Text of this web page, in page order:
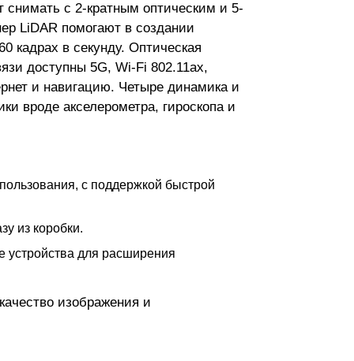
снимать с 2-кратным оптическим и 5-
LiDAR помогают в создании
кадрах в секунду. Оптическая
доступны 5G, Wi-Fi 802.11ax,
и навигацию. Четыре динамика и
вроде акселерометра, гироскопа и
с поддержкой быстрой
из коробки.
для расширения
изображения и